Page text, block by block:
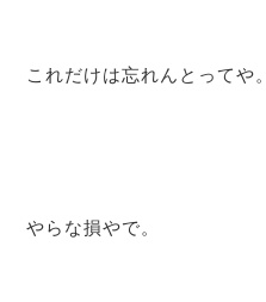
これだけは忘れんとってや。
やらな損やで。